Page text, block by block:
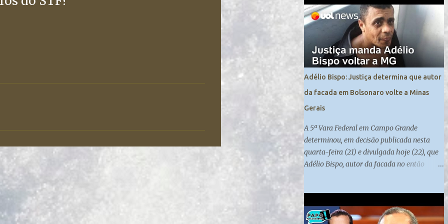
contra a manutenção da ordem pública. Os ...
Adélio Bispo: Justiça determina que autor
da facada em Bolsonaro volte a Minas
Gerais
A 5ª Vara Federal em Campo Grande
determinou, em decisão publicada nesta
quarta-feira (21) e divulgada hoje (22), que
Adélio Bispo, autor da facada no então
cumpre medida de segurança no presídio